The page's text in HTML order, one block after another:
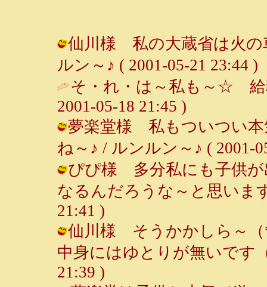
仙川様 私の大蔵省は火の
ルン～♪ ( 2001-05-21 23:44 )
そ・れ・は～私も～☆
2001-05-18 21:45 )
夢楽堂様 私もついつい本
ね～♪ / ルンルン～♪ ( 2001-
ぴぴ様 多分私にも子供が
なるんだろうな～と思いま
21:41 )
仙川様 そうかかしら～
中身にはゆとりが無いです
21:39 )